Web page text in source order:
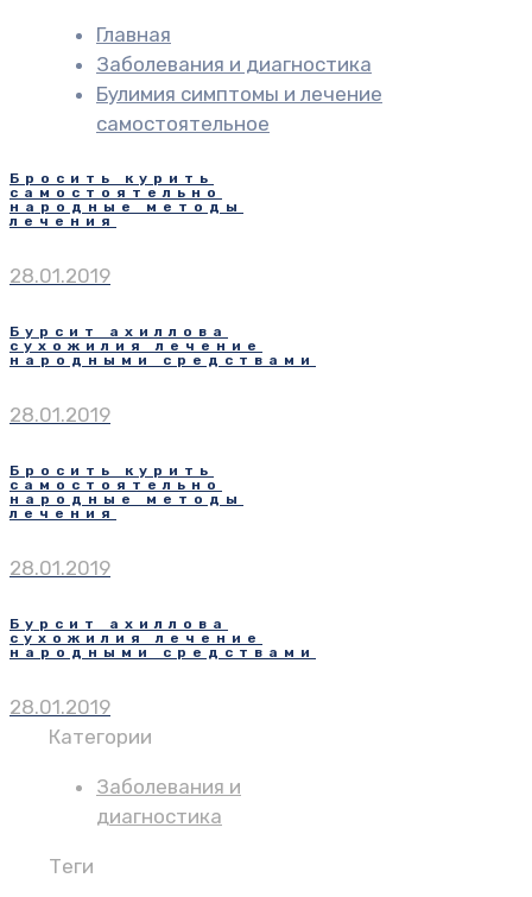
Главная
Заболевания и диагностика
Булимия симптомы и лечение
самостоятельное
Бросить курить
самостоятельно
народные методы
лечения
28.01.2019
Бурсит ахиллова
сухожилия лечение
народными средствами
28.01.2019
Бросить курить
самостоятельно
народные методы
лечения
28.01.2019
Бурсит ахиллова
сухожилия лечение
народными средствами
28.01.2019
Категории
Заболевания и
диагностика
Теги